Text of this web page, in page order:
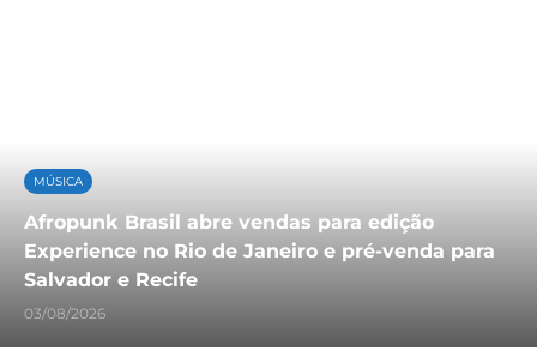
MÚSICA
Afropunk Brasil abre vendas para edição
Experience no Rio de Janeiro e pré-venda para
Salvador e Recife
03/08/2026